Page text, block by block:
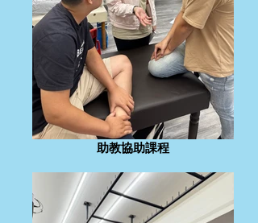
助教協助課程